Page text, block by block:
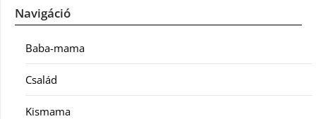
Navigáció
Baba-mama
Család
Kismama